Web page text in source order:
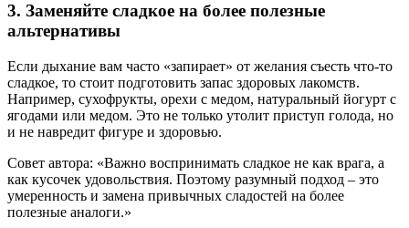
3. Заменяйте сладкое на более полезные
альтернативы
Если дыхание вам часто «запирает» от желания съесть что-то
сладкое, то стоит подготовить запас здоровых лакомств.
Например, сухофрукты, орехи с медом, натуральный йогурт с
ягодами или медом. Это не только утолит приступ голода, но
и не навредит фигуре и здоровью.
Совет автора: «Важно воспринимать сладкое не как врага, а
как кусочек удовольствия. Поэтому разумный подход – это
умеренность и замена привычных сладостей на более
полезные аналоги.»